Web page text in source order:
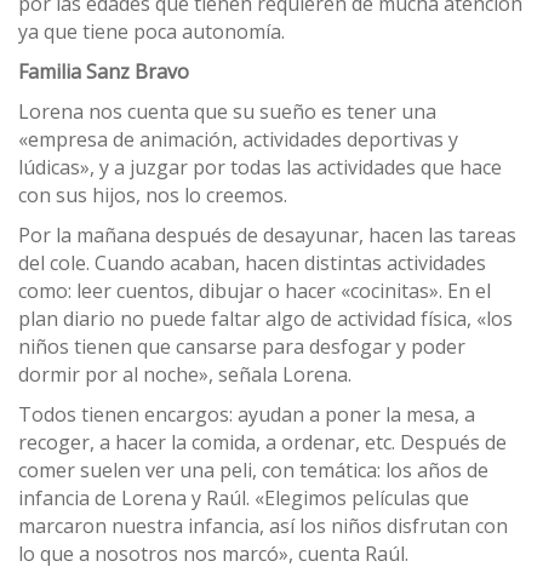
ya que tiene poca autonomía.
Familia Sanz Bravo
Lorena nos cuenta que su sueño es tener una
«empresa de animación, actividades deportivas y
lúdicas», y a juzgar por todas las actividades que hace
con sus hijos, nos lo creemos.
Por la mañana después de desayunar, hacen las tareas
del cole. Cuando acaban, hacen distintas actividades
como: leer cuentos, dibujar o hacer «cocinitas». En el
plan diario no puede faltar algo de actividad física, «los
niños tienen que cansarse para desfogar y poder
dormir por al noche», señala Lorena.
Todos tienen encargos: ayudan a poner la mesa, a
recoger, a hacer la comida, a ordenar, etc. Después de
comer suelen ver una peli, con temática: los años de
infancia de Lorena y Raúl. «Elegimos películas que
marcaron nuestra infancia, así los niños disfrutan con
lo que a nosotros nos marcó», cuenta Raúl.